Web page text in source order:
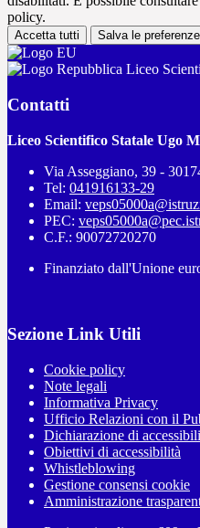
policy.
Accetta tutti Salva le preferenze
Liceo
Contatti
Liceo Scientifico Statale Ugo
Via Asseggiano, 39 -
Tel: 041916133-29
Email:
PEC:
C.F.: 90072720270
Finanziato dall'Unione
Sezione Link Utili
Cookie policy
Note legali
Informativa Privacy
Ufficio Relazioni con il
Dichiarazione di
Obiettivi di accessibilità
Whistleblowing
Gestione consensi cookie
Amministrazione